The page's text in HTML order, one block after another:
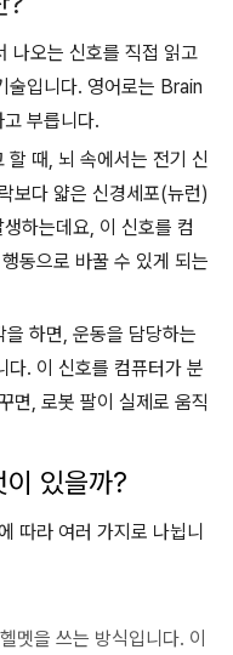
나오는 신호를 직접 읽고
술입니다. 영어로는 Brain
부릅니다.
할 때, 뇌 속에서는 전기 신
보다 얇은 신경세포(뉴런)
하는데요, 이 신호를 컴
동으로 바꿀 수 있게 되는
을 하면, 운동을 담당하는
다. 이 신호를 컴퓨터가 분
면, 로봇 팔이 실제로 움직
있을까?
따라 여러 가지로 나뉩니
멧을 쓰는 방식입니다. 이